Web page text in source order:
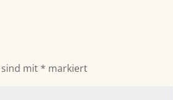
mit * markiert